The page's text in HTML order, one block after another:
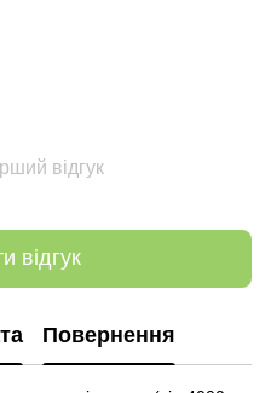
відгук
відгук
Повернення